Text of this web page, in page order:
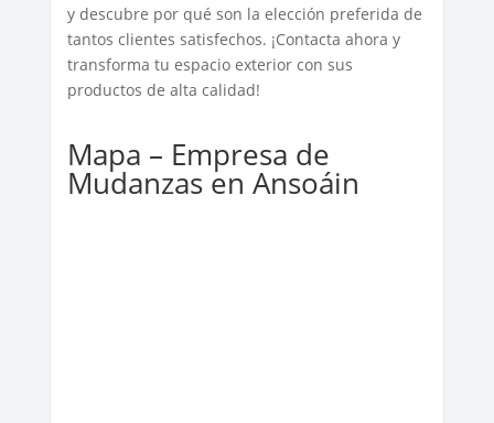
y descubre por qué son la elección preferida de
tantos clientes satisfechos. ¡Contacta ahora y
transforma tu espacio exterior con sus
productos de alta calidad!
Mapa – Empresa de
Mudanzas en Ansoáin